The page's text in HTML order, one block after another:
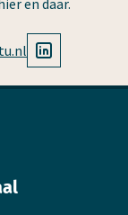
LinkedIn